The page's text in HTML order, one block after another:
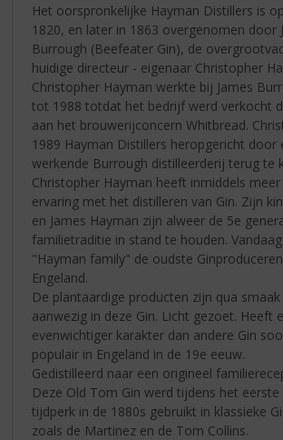
Het oorspronkelijke Hayman Distillers is
1820, en later in 1863 overgenomen door
Burrough (Beefeater Gin), de
huidige directeur - eigenaar Christopher
Christopher Hayman werkte bij James
tot 1988 totdat het bedrijf werd verkocht
aan het brouwerijconcern Whitbread.
1989 Hayman Distillers heropgericht door
werkende Burrough distilleerderij terug te
Christopher Hayman heeft inmiddels
ervaring met het distilleren van Gin. Zijn
en James Hayman zijn alweer de 5e
familietraditie in stand te houden.
"Hayman family" de oudste
Engeland.
De plantaardige producten zijn qua
aanwezig in deze Gin. Licht gezoet. Heeft
evenwichtiger karakter dan andere Gin
populair in Engeland in de 19e eeuw.
Gedistilleerd naar een origineel
Deze Old Tom Gin werd tijdens het eerste
tijdperk in de 1880s gebruikt in klassieke
zoals de Martinez en de Tom Collins.